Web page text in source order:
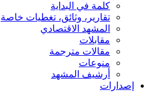
كلمة في البداية
تقارير، وثائق، تغطيات خاصة
المشهد الاقتصادي
مقابلات
مقالات مترجمة
منوعات
أرشيف المشهد
إصدارات